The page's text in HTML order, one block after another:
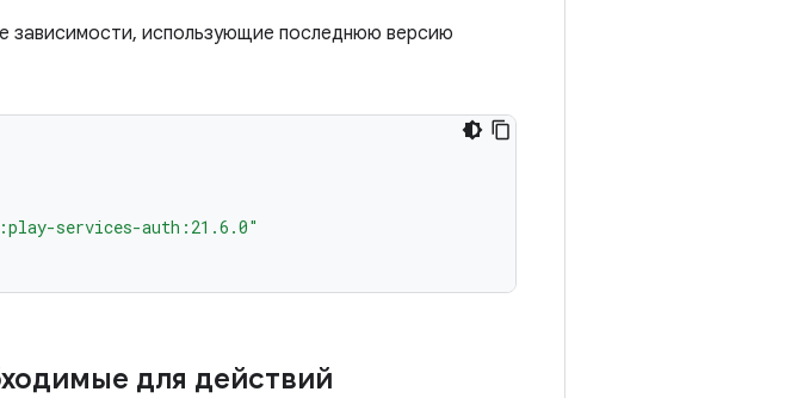
зависимости, использующие последнюю версию
services-auth:21.6.0"
для действий